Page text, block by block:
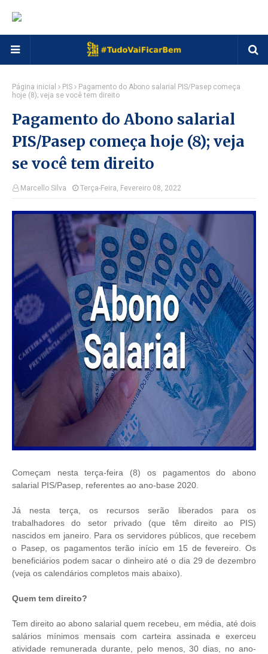
Página inicial PIS
Pagamento do Abono salarial PIS/Pasep começa
hoje (8); veja se você tem direito
Pagamento do Abono salarial
PIS/Pasep começa hoje (8); veja
se você tem direito
Marcello Silva Terça-Feira, Fevereiro 08, 2022
Começam nesta terça-feira (8) os pagamentos do abono
salarial PIS/Pasep , referentes ao ano-base 2020.
Já nesta terça, os recursos serão liberados para os
trabalhadores do setor privado (que têm direito ao PIS)
nascidos em janeiro. Para os servidores públicos, que recebem
o Pasep, os pagamentos terão início em 15 de fevereiro. Os
beneficiários podem sacar o dinheiro até o dia 29 de dezembro
(veja os calendários completos mais abaixo).
Quem tem direito?
Tem direito ao abono salarial quem recebeu, em média, até dois
salários mínimos mensais com carteira assinada e exerceu
atividade remunerada durante, pelo menos, 30 dias, no ano-